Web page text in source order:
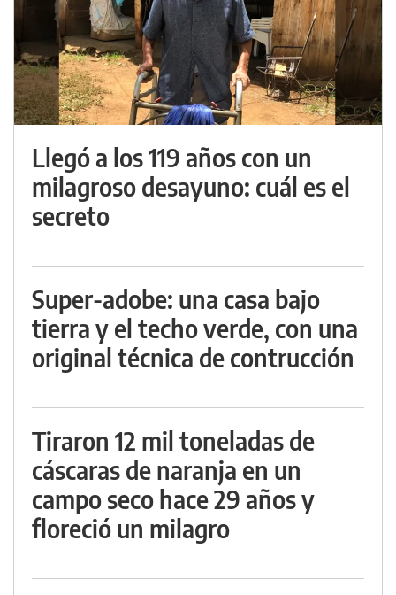
Llegó a los 119 años con un
milagroso desayuno: cuál es el
secreto
Super-adobe: una casa bajo
tierra y el techo verde, con una
original técnica de contrucción
Tiraron 12 mil toneladas de
cáscaras de naranja en un
campo seco hace 29 años y
floreció un milagro